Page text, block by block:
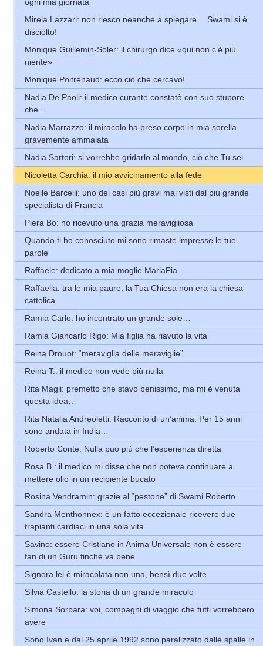
Mirela Lazzari: non riesco neanche a spiegare… Swami si è
disciolto!
Monique Guillemin-Soler: il chirurgo dice «qui non c’è più
niente»
Monique Poitrenaud: ecco ciò che cercavo!
Nadia De Paoli: il medico curante constatò con suo stupore
che…
Nadia Marrazzo: il miracolo ha preso corpo in mia sorella
gravemente ammalata
Nadia Sartori: si vorrebbe gridarlo al mondo, ciò che Tu sei
Nicoletta Carchia: il mio avvicinamento alla fede
Noelle Barcelli: uno dei casi più gravi mai visti dal più grande
specialista di Francia
Piera Bo: ho ricevuto una grazia meravigliosa
Quando ti ho conosciuto mi sono rimaste impresse le tue
parole
Raffaele: dedicato a mia moglie MariaPia
Raffaella: tra le mia paure, la Tua Chiesa non era la chiesa
cattolica
Ramia Carlo: ho incontrato un grande sole…
Ramia Giancarlo Rigo: Mia figlia ha riavuto la vita
Reina Drouot: “meraviglia delle meraviglie”
Reina T.: il medico non vede più nulla
Rita Magli: premetto che stavo benissimo, ma mi è venuta
questa idea…
Rita Natalia Andreoletti: Racconto di un’anima. Per 15 anni
sono andata in India…
Roberto Conte: Nulla può più che l’esperienza diretta
Rosa B.: il medico mi disse che non poteva continuare a
mettere olio in un recipiente bucato
Rosina Vendramin: grazie al “pestone” di Swami Roberto
Sandra Menthonnex: è un fatto eccezionale ricevere due
trapianti cardiaci in una sola vita
Savino: essere Cristiano in Anima Universale non è essere
fan di un Guru finché va bene
Signora lei è miracolata non una, bensì due volte
Silvia Castello: la storia di un grande miracolo
Simona Sorbara: voi, compagni di viaggio che tutti vorrebbero
avere
Sono Ivan e dal 25 aprile 1992 sono paralizzato dalle spalle in